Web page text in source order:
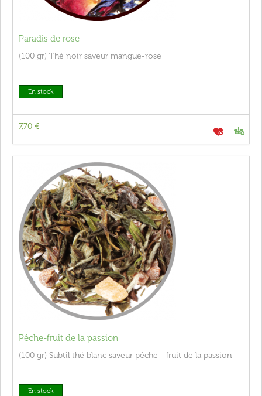
Paradis de rose
(100 gr) Thé noir saveur mangue-rose
En stock
7,70 €
Pêche-fruit de la passion
(100 gr) Subtil thé blanc saveur pêche - fruit de la passion
En stock